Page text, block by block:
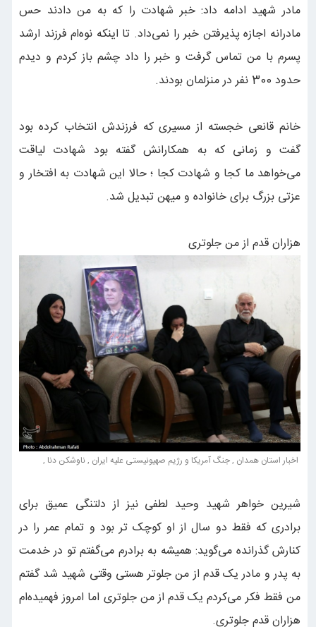
مادر شهید ادامه داد: خبر شهادت را که به من دادند حس
مادرانه اجازه پذیرفتن خبر را نمی‌داد. تا اینکه نوه‌ام فرزند ارشد
پسرم با من تماس گرفت و خبر را داد چشم باز کردم و دیدم
حدود 300 نفر در منزلمان بودند.
خانم قانعی خجسته از مسیری که فرزندش انتخاب کرده بود
گفت و زمانی که به همکارانش گفته بود شهادت لیاقت
می‌خواهد ما کجا و شهادت کجا ؛ حالا این شهادت به افتخار و
عزتی بزرگ برای خانواده و میهن تبدیل شد.
هزاران قدم از من جلوتری
اخبار استان همدان , جنگ آمریکا و رژیم صهیونیستی علیه ایران , ناوشکن دنا ,
شیرین خواهر شهید وحید لطفی نیز از دلتنگی عمیق برای
برادری که فقط دو سال از او کوچک تر بود و تمام عمر را در
کنارش گذرانده می‌گوید: همیشه به برادرم می‌گفتم تو در خدمت
به پدر و مادر یک قدم از من جلوتر هستی وقتی شهید شد گفتم
من فقط فکر می‌کردم یک قدم از من جلوتری اما امروز فهمیده‌ام
هزاران قدم جلوتری.